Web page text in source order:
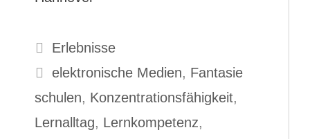
Kategorien
Erlebnisse
Schlagwörter
elektronische Medien, Fantasie
schulen, Konzentrationsfähigkeit,
Lernalltag, Lernkompetenz,